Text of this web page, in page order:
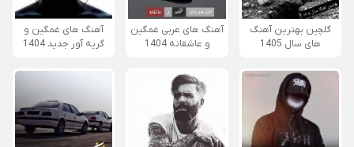
گلچین بهترین آهنگ
های سال 1405
آهنگ های عربی غمگین
و عاشقانه 1404
آهنگ های غمگین و
گریه آور جدید 1404